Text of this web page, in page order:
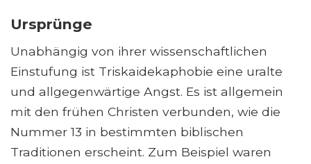
Ursprünge
Unabhängig von ihrer wissenschaftlichen
Einstufung ist Triskaidekaphobie eine uralte
und allgegenwärtige Angst. Es ist allgemein
mit den frühen Christen verbunden, wie die
Nummer 13 in bestimmten biblischen
Traditionen erscheint. Zum Beispiel waren